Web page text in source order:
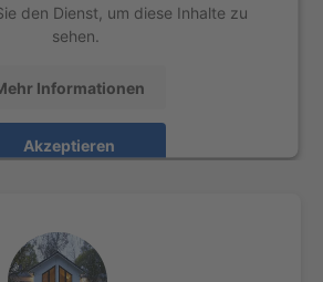
den Dienst, um diese Inhalte zu
sehen.
Informationen
Akzeptieren